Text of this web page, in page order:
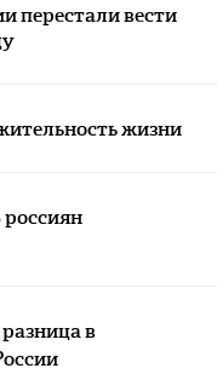
перестали вести
жизни
россиян
в